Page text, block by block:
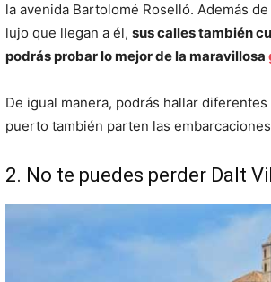
la avenida Bartolomé Roselló. Además
lujo que llegan a él, sus calles también
podrás probar lo mejor de la maravillosa
De igual manera, podrás hallar diferentes
puerto también parten las
2. No te puedes perder Dalt